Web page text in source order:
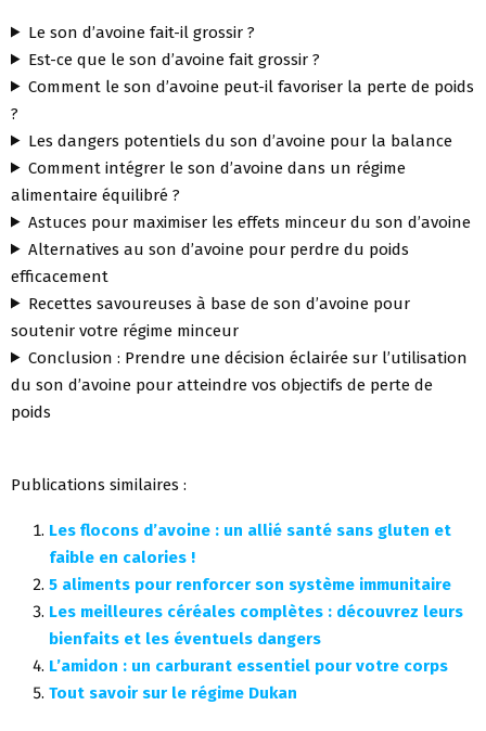
Le son d’avoine fait-il grossir ?
Est-ce que le son d’avoine fait grossir ?
Comment le son d’avoine peut-il favoriser la perte de poids
?
Les dangers potentiels du son d’avoine pour la balance
Comment intégrer le son d’avoine dans un régime
alimentaire équilibré ?
Astuces pour maximiser les effets minceur du son d’avoine
Alternatives au son d’avoine pour perdre du poids
efficacement
Recettes savoureuses à base de son d’avoine pour
soutenir votre régime minceur
Conclusion : Prendre une décision éclairée sur l’utilisation
du son d’avoine pour atteindre vos objectifs de perte de
poids
Publications similaires :
Les flocons d’avoine : un allié santé sans gluten et
faible en calories !
5 aliments pour renforcer son système immunitaire
Les meilleures céréales complètes : découvrez leurs
bienfaits et les éventuels dangers
L’amidon : un carburant essentiel pour votre corps
Tout savoir sur le régime Dukan